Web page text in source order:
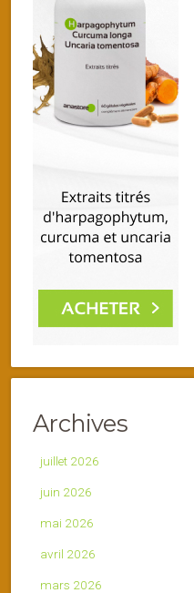
Archives
juillet 2026
juin 2026
mai 2026
avril 2026
mars 2026